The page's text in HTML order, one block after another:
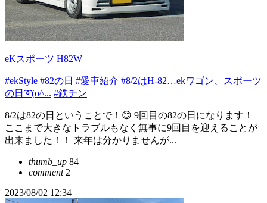
eKスポーツ H82W
#ekStyle #82の日 #愛車紹介 #8/2はH-82…ekワゴン、スポーツ
の日➰(o^... #鉄チン
8/2は82の日ということで！😊 9回目の82の日になります！
ここまで大きなトラブルもなく無事に9回目を迎えることが
出来ました！！ 来年は分かりませんが...
thumb_up 84
comment2
2023/08/02 12:34